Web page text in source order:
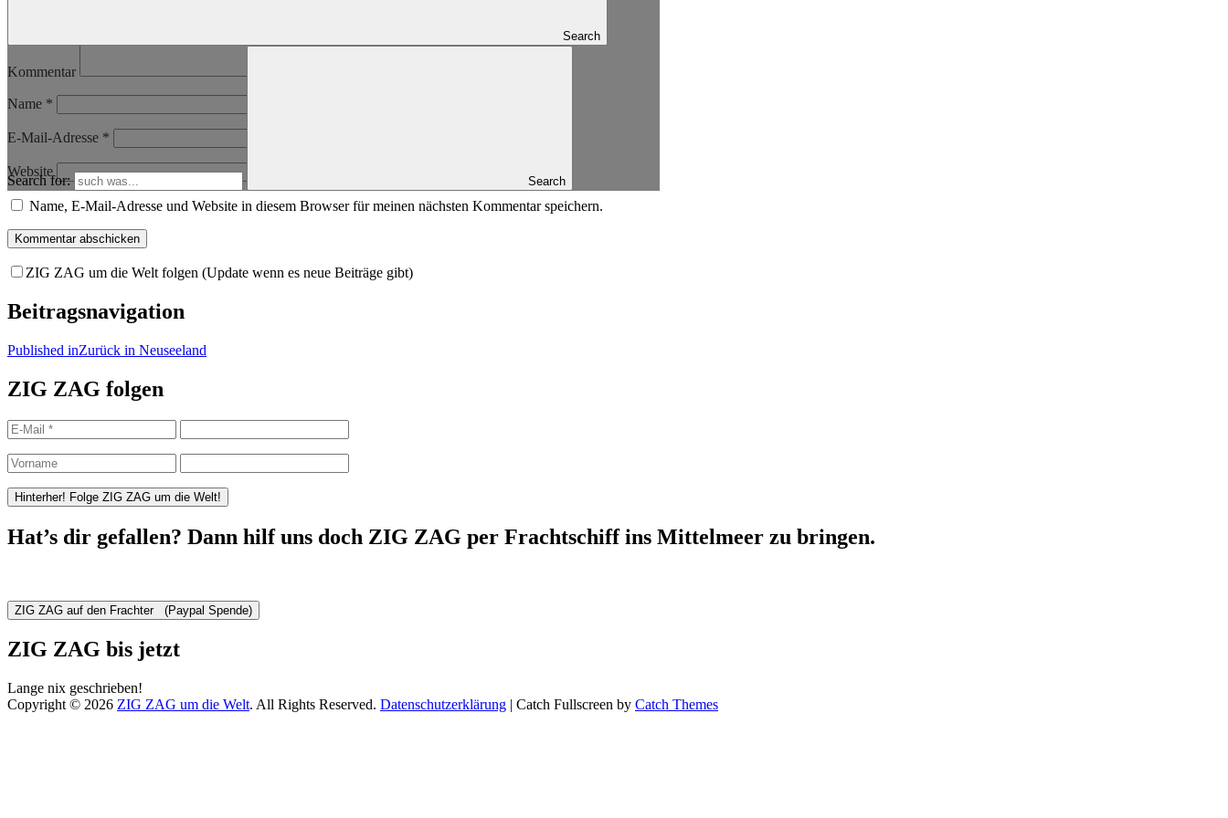
Search
Search for: Search
Kommentar
Name *
E-Mail-Adresse *
Website
Name, E-Mail-Adresse und Website in diesem Browser für meinen nächsten Kommentar speichern.
ZIG ZAG um die Welt folgen (Update wenn es neue Beiträge gibt)
Beitragsnavigation
Published inZurück in Neuseeland
ZIG ZAG folgen
Hat’s dir gefallen? Dann hilf uns doch ZIG ZAG per Frachtschiff ins Mittelmeer zu bringen.
ZIG ZAG bis jetzt
Lange nix geschrieben!
Copyright © 2026 ZIG ZAG um die Welt. All Rights Reserved. Datenschutzerklärung | Catch Fullscreen by Catch Themes